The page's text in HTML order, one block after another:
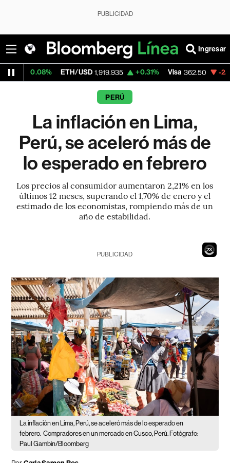
PUBLICIDAD
Ingresar
ETH/USD 1,919.935 +0.31% Visa 362.50 -2.15%
PERÚ
La inflación en Lima,
Perú, se aceleró más de
lo esperado en febrero
Los precios al consumidor aumentaron 2,21% en los
últimos 12 meses, superando el 1,70% de enero y el
estimado de los economistas, rompiendo más de un
año de estabilidad.
21
PUBLICIDAD
La inflación en Lima, Perú, se aceleró más de lo esperado en
febrero. Compradores en un mercado en Cusco, Perú. Fotógrafo:
Paul Gambin/Bloomberg